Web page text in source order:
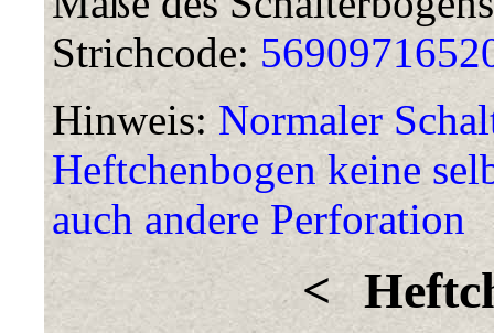
Strichcode:
Hinweis: Normaler
Heftchenbogen keine
auch andere Perforation
<